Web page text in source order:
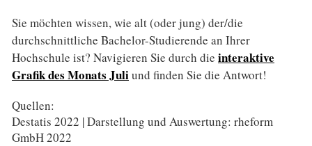
Sie möchten wissen, wie alt (oder jung) der/die
durchschnittliche Bachelor-Studierende an Ihrer
Hochschule ist? Navigieren Sie durch die interaktive
Grafik des Monats Juliund finden Sie die Antwort!
Quellen:
Destatis 2022 | Darstellung und Auswertung: rheform
GmbH 2022